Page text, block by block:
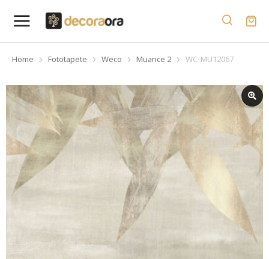
You are here:
Home Fototapete Weco Muance 2 WC-MU12067